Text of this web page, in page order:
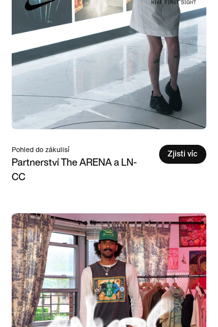
Pohled do zákulisí
Partnerství The ARENA a LN-
CC
Zjisti víc